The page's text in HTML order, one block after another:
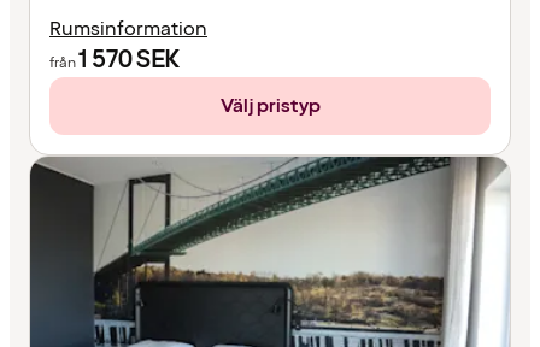
Rumsinformation
från1 570SEK
Välj pristyp